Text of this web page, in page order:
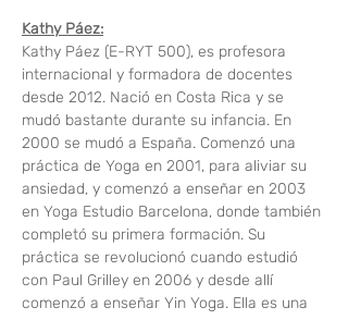
Kathy Páez:
Kathy Páez (E-RYT 500), es profesora
internacional y formadora de docentes
desde 2012. Nació en Costa Rica y se
mudó bastante durante su infancia. En
2000 se mudó a España. Comenzó una
práctica de Yoga en 2001, para aliviar su
ansiedad, y comenzó a enseñar en 2003
en Yoga Estudio Barcelona, ​​donde también
completó su primera formación. Su
práctica se revolucionó cuando estudió
con Paul Grilley en 2006 y desde allí
comenzó a enseñar Yin Yoga. Ella es una